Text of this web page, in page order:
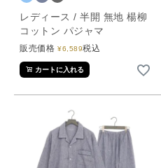
レディース / 半開 無地 楊柳
コットン パジャマ
販売価格 ¥6,589税込
カートに入れる